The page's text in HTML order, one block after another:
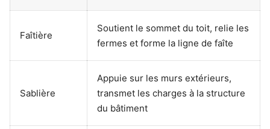
Faîtière
Soutient le sommet du toit, relie les
fermes et forme la ligne de faîte
Sablière
Appuie sur les murs extérieurs,
transmet les charges à la structure
du bâtiment